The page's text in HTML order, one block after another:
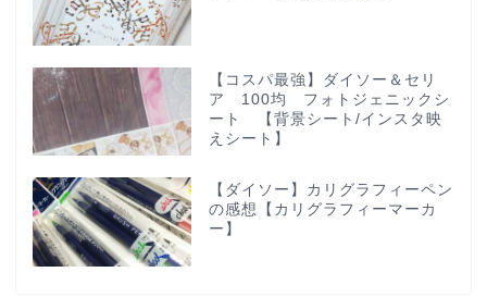
【コスパ最強】ダイソー＆セリ
ア 100均 フォトジェニックシ
ート 【背景シート/インスタ映
えシート】
【ダイソー】カリグラフィーペン
の感想【カリグラフィーマーカ
ー】